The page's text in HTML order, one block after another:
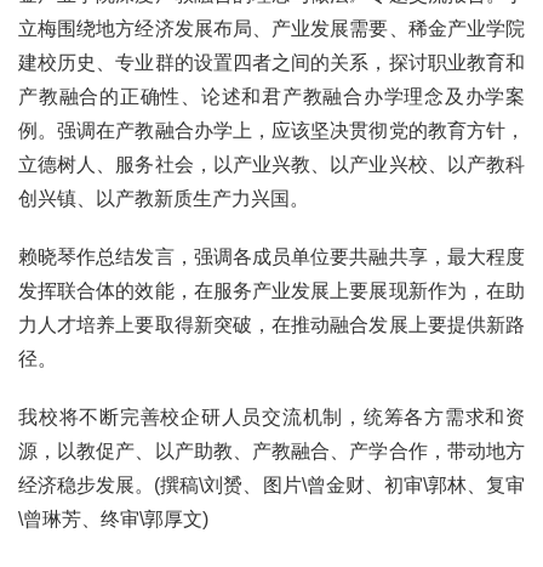
立梅围绕地方经济发展布局、产业发展需要、稀金产业学院
建校历史、专业群的设置四者之间的关系，探讨职业教育和
产教融合的正确性、论述和君产教融合办学理念及办学案
例。强调在产教融合办学上，应该坚决贯彻党的教育方针，
立德树人、服务社会，以产业兴教、以产业兴校、以产教科
创兴镇、以产教新质生产力兴国。
赖晓琴作总结发言，强调各成员单位要共融共享，最大程度
发挥联合体的效能，在服务产业发展上要展现新作为，在助
力人才培养上要取得新突破，在推动融合发展上要提供新路
径。
我校将不断完善校企研人员交流机制，统筹各方需求和资
源，以教促产、以产助教、产教融合、产学合作，带动地方
经济稳步发展。(撰稿\刘赟、图片\曾金财、初审\郭林、复审
\曾琳芳、终审\郭厚文)